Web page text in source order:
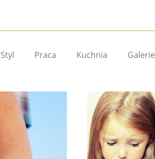
Praca Kuchnia Galerie